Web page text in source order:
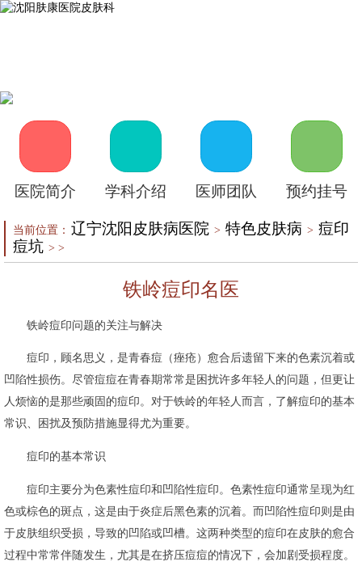
医院简介 学科介绍 医师团队 预约挂号
当前位置： 辽宁沈阳皮肤病医院 > 特色皮肤病 > 痘印
痘坑 > >
铁岭痘印名医
铁岭痘印问题的关注与解决
痘印，顾名思义，是青春痘（痤疮）愈合后遗留下来的色素沉着或
凹陷性损伤。尽管痘痘在青春期常常是困扰许多年轻人的问题，但更让
人烦恼的是那些顽固的痘印。对于铁岭的年轻人而言，了解痘印的基本
常识、困扰及预防措施显得尤为重要。
痘印的基本常识
痘印主要分为色素性痘印和凹陷性痘印。色素性痘印通常呈现为红
色或棕色的斑点，这是由于炎症后黑色素的沉着。而凹陷性痘印则是由
于皮肤组织受损，导致的凹陷或凹槽。这两种类型的痘印在皮肤的愈合
过程中常常伴随发生，尤其是在挤压痘痘的情况下，会加剧受损程度。